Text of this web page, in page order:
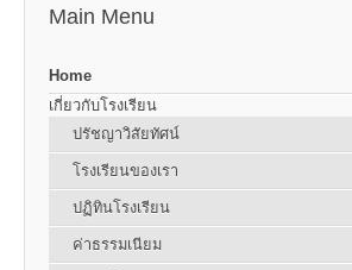
Main Menu
Home
เกี่ยวกับโรงเรียน
ปรัชญาวิสัยทัศน์
โรงเรียนของเรา
ปฏิทินโรงเรียน
ค่าธรรมเนียม